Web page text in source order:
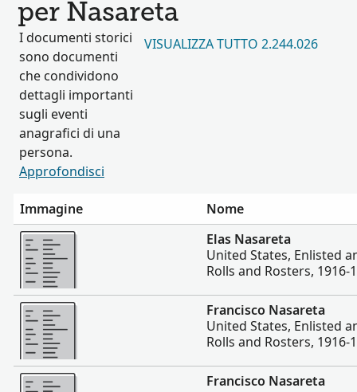
per Nasareta
I documenti storici
sono documenti
che condividono
dettagli importanti
sugli eventi
anagrafici di una
persona.
Approfondisci
VISUALIZZA TUTTO 2.244.026
Immagine
Nome
Altro
Elas Nasareta
United States, Enlisted
Rolls and Rosters, 1916-
Altro
Francisco Nasareta
United States, Enlisted
Rolls and Rosters, 1916-
Altro
Francisco Nasareta